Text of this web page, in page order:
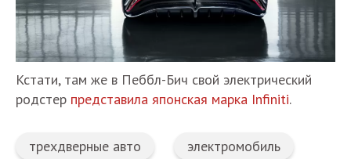
Кстати, там же в Пеббл-Бич свой электрический
родстер представила японская марка Infiniti.
трехдверные авто электромобиль